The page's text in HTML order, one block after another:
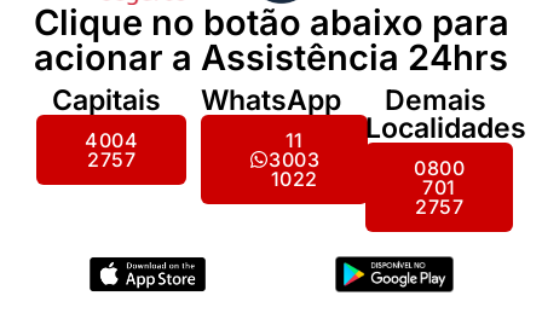
Clique no botão abaixo para
acionar a Assistência 24hrs
Capitais
4004
2757
WhatsApp
11
3003
1022
Demais
Localidades
0800
701
2757